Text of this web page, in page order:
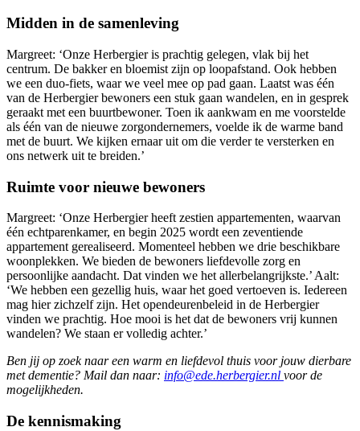
Midden in de samenleving
Margreet: ‘Onze Herbergier is prachtig gelegen, vlak bij het
centrum. De bakker en bloemist zijn op loopafstand. Ook hebben
we een duo-fiets, waar we veel mee op pad gaan. Laatst was één
van de Herbergier bewoners een stuk gaan wandelen, en in gesprek
geraakt met een buurtbewoner. Toen ik aankwam en me voorstelde
als één van de nieuwe zorgondernemers, voelde ik de warme band
met de buurt. We kijken ernaar uit om die verder te versterken en
ons netwerk uit te breiden.’
Ruimte voor nieuwe bewoners
Margreet: ‘Onze Herbergier heeft zestien appartementen, waarvan
één echtparenkamer, en begin 2025 wordt een zeventiende
appartement gerealiseerd. Momenteel hebben we drie beschikbare
woonplekken. We bieden de bewoners liefdevolle zorg en
persoonlijke aandacht. Dat vinden we het allerbelangrijkste.’ Aalt:
‘We hebben een gezellig huis, waar het goed vertoeven is. Iedereen
mag hier zichzelf zijn. Het opendeurenbeleid in de Herbergier
vinden we prachtig. Hoe mooi is het dat de bewoners vrij kunnen
wandelen? We staan er volledig achter.’
Ben jij op zoek naar een warm en liefdevol thuis voor jouw dierbare
met dementie? Mail dan naar: info@ede.herbergier.nl voor de
mogelijkheden.
De kennismaking